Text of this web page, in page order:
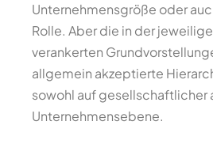
Unternehmensgröße oder
Rolle. Aber die in der
verankerten
allgemein akzeptierte
sowohl auf gesellschaftlicher
Unternehmensebene.